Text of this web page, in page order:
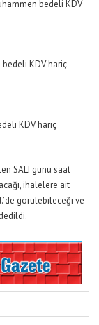
bedeli KDV
bedeli KDV hariç
KDV hariç
SALI günü saat
ihalelere ait
görülebileceği ve